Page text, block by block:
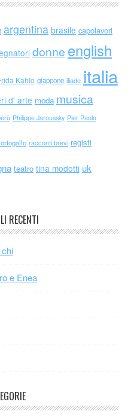
argentina brasile capolavori
donne english
Kahlo giappone iliade italia
d' arte moda musica
Philippe Jaroussky Pier Paolo
racconti brevi registi
teatro tina modotti uk
RECENTI
e Enea